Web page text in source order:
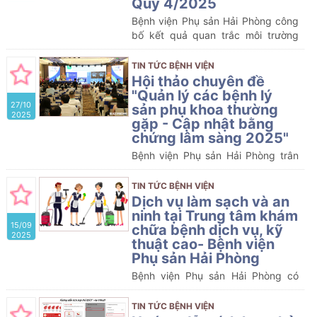
thảo khoa học chuyên đề: “Y HỌC
GIỚI TÍNH- KẾT NỐI CHUYÊN MÔN
VÌ SỨC KHỎE CỘNG ĐỒNG ”
Quý 4/2025
Bệnh viện Phụ sản Hải Phòng công
bố kết quả quan trắc môi trường
Quý 4/2025 do công ty cổ phần
đầu tư CM thực hiện
27/10
2025
TIN TỨC BỆNH VIỆN
Hội thảo chuyên đề
"Quản lý các bệnh lý
sản phụ khoa thường
gặp - Cập nhật bằng
chứng lâm sàng 2025"
Bệnh viện Phụ sản Hải Phòng trân
trọng tổ chức hội thảo chuyên đề
"Quản lý các bệnh lý sản phụ khoa
thường gặp - Cập nhật bằng chứng
lâm sàng 2025". Hội thảo nhằm mục
đích cập nhật kiến thức và chia sẻ
các kỹ thuật tiên tiến trong lĩnh vực
sản phụ khoa và y học bào thai.
15/09
2025
TIN TỨC BỆNH VIỆN
Dịch vụ làm sạch và an
ninh tại Trung tâm khám
chữa bệnh dịch vụ, kỹ
thuật cao- Bệnh viện
Phụ sản Hải Phòng
Bệnh viện Phụ sản Hải Phòng có
nhu cầu tiếp nhận báo giá để tham
khảo xây dựng giá gói thầu, làm cơ
TIN TỨC BỆNH VIỆN